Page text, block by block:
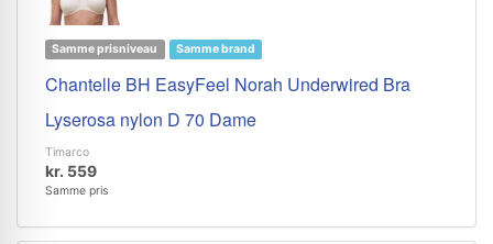
Samme prisniveau Samme brand
Chantelle BH EasyFeel Norah Underwired Bra
Lyserosa nylon D 70 Dame
Timarco
kr. 559
Samme pris